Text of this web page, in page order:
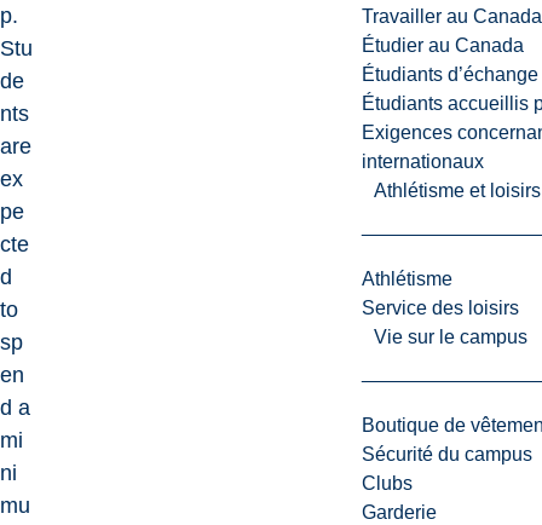
Travailler au Canada
Étudier au Canada
Étudiants
Étudiants accueillis
Exigences
internationaux
Athlétisme et
Athlétisme
Service des loisirs
Vie sur le campus
Boutique de
Sécurité du campus
Clubs
Garderie
p.
Stu
de
nts
are
ex
pe
cte
d
to
sp
en
d a
mi
ni
mu